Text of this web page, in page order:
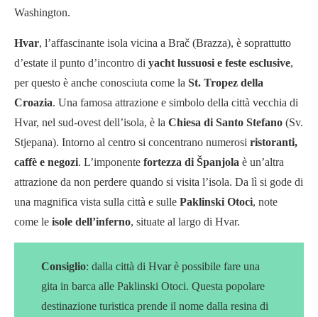
Washington.
Hvar, l’affascinante isola vicina a Brač (Brazza), è soprattutto
d’estate il punto d’incontro di yacht lussuosi e feste esclusive,
per questo è anche conosciuta come la St. Tropez della
Croazia. Una famosa attrazione e simbolo della città vecchia di
Hvar, nel sud-ovest dell’isola, è la Chiesa di Santo Stefano (Sv.
Stjepana). Intorno al centro si concentrano numerosi ristoranti,
caffè e negozi. L’imponente fortezza di Španjola è un’altra
attrazione da non perdere quando si visita l’isola. Da lì si gode di
una magnifica vista sulla città e sulle Paklinski Otoci, note
come le isole dell’inferno, situate al largo di Hvar.
Consiglio: dalla città di Hvar è possibile fare una
gita in barca alle Paklinski Otoci. Questa popolare
destinazione turistica prende il nome dalla resina di